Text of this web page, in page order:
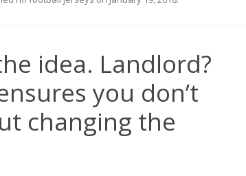
idea. Landlord?
you don’t
changing the